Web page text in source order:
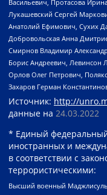
Васильевич, Протасова
Лукашевский Сергей
Анатолий Ефимович, Сухих
Добровольская Анна
Смирнов Владимир
Борис Андреевич, Левинсон
Орлов Олег Петрович,
Захаров Герман
Источник: http://
данные на 24.03.2022
* Единый
иностранных и
в соответствии с
террористическими:
Высший военный